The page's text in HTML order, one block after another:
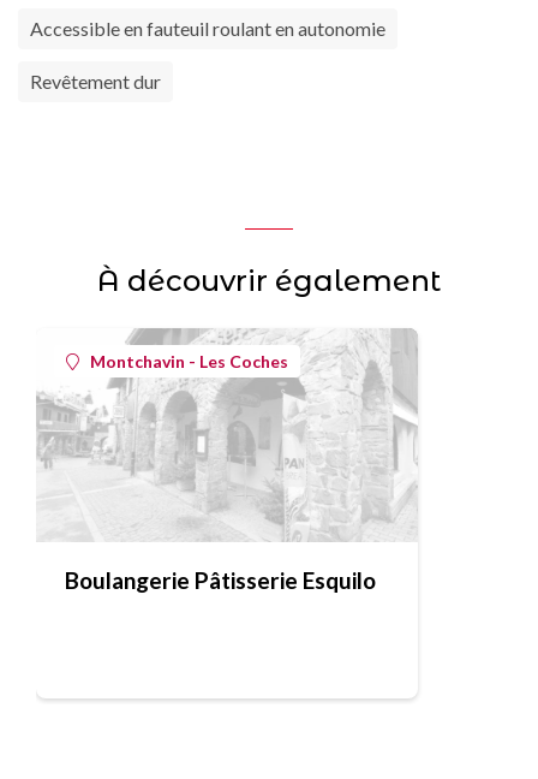
Accessible en fauteuil roulant en autonomie
Revêtement dur
À découvrir également
Montchavin - Les Coches
Boulangerie Pâtisserie Esquilo